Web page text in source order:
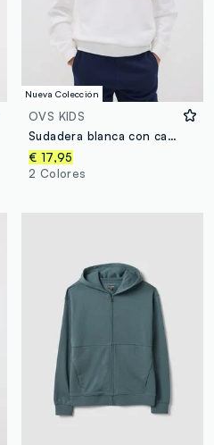
Nueva Colección
OVS KIDS
Sudadera blanca con capucha de algodón puro y estampado para niño
€ 17,95
2 Colores